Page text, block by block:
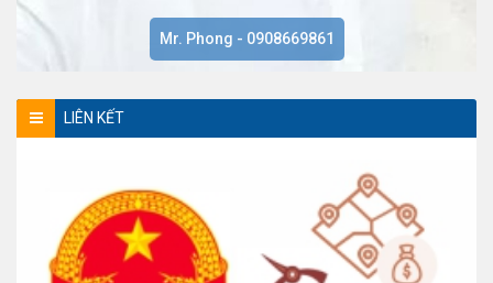
Mr. Phong - 0908669861
LIÊN KẾT